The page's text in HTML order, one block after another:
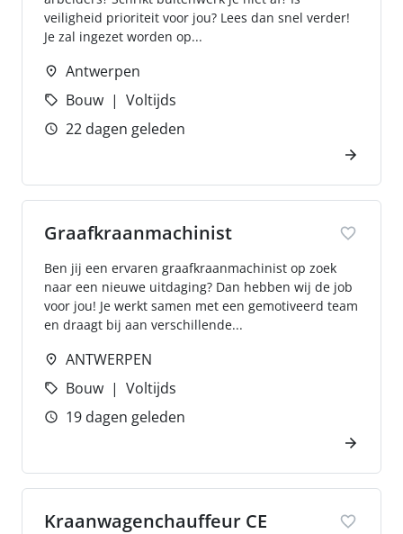
veiligheid prioriteit voor jou? Lees dan snel verder!
Je zal ingezet worden op...
Antwerpen
Bouw
Voltijds
22 dagen geleden
Graafkraanmachinist
Ben jij een ervaren graafkraanmachinist op zoek
naar een nieuwe uitdaging? Dan hebben wij de job
voor jou! Je werkt samen met een gemotiveerd team
en draagt bij aan verschillende...
ANTWERPEN
Bouw
Voltijds
19 dagen geleden
Kraanwagenchauffeur CE